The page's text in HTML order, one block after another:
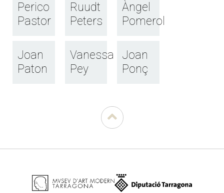
Perico
Pastor
Joan
Paton
Ruudt
Peters
Vanessa
Pey
Àngel
Pomerol
Joan
Ponç